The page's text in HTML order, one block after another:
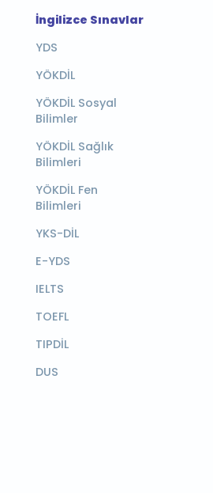
İngilizce Sınavlar
YDS
YÖKDİL
YÖKDİL Sosyal
Bilimler
YÖKDİL Sağlık
Bilimleri
YÖKDİL Fen
Bilimleri
YKS-DİL
E-YDS
IELTS
TOEFL
TIPDİL
DUS